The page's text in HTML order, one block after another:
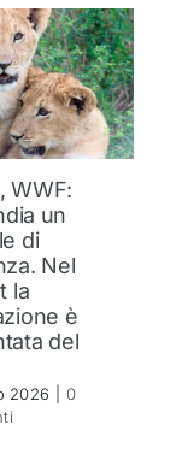
WWF:
un
di
Nel
la
è
del
2026
0